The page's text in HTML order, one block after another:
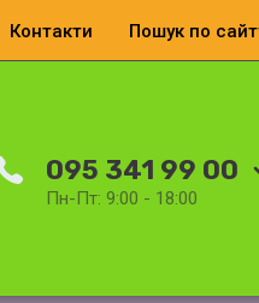
Контакти Пошук по
095 341 99 00
Пн-Пт: 9:00 - 18:00